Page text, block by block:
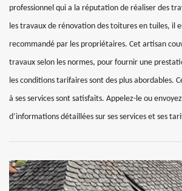
professionnel qui a la réputation de réaliser des
les travaux de rénovation des toitures en tuiles, il
recommandé par les propriétaires. Cet artisan
travaux selon les normes, pour fournir une
les conditions tarifaires sont des plus abordables.
à ses services sont satisfaits. Appelez-le ou
d’informations détaillées sur ses services et ses